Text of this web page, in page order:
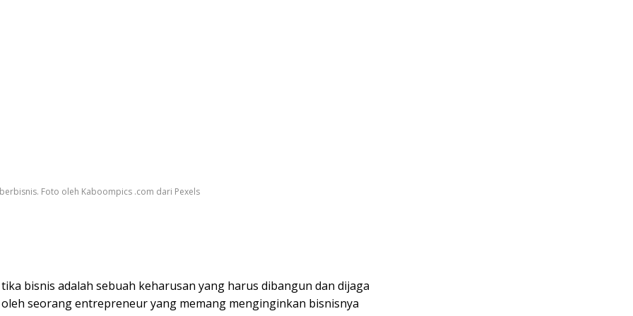
Foto oleh Kaboompics .com dari Pexels
tika bisnis adalah sebuah keharusan yang harus dibangun dan dijaga
oleh seorang entrepreneur yang memang menginginkan bisnisnya